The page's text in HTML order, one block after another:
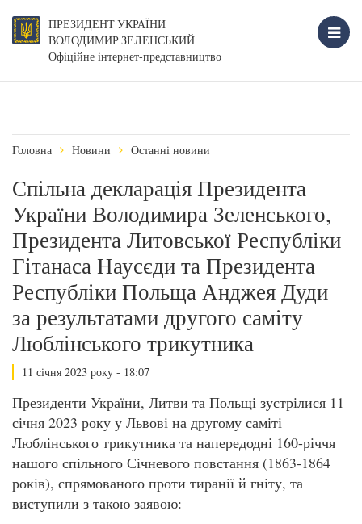
ПРЕЗИДЕНТ УКРАЇНИ
ВОЛОДИМИР ЗЕЛЕНСЬКИЙ
Офіційне інтернет-представництво
Головна Новини Останні новини
Спільна декларація Президента
України Володимира Зеленського,
Президента Литовської Республіки
Гітанаса Наусєди та Президента
Республіки Польща Анджея Дуди
за результатами другого саміту
Люблінського трикутника
11 січня 2023 року - 18:07
Президенти України, Литви та Польщі зустрілися 11
січня 2023 року у Львові на другому саміті
Люблінського трикутника та напередодні 160-річчя
нашого спільного Січневого повстання (1863-1864
років), спрямованого проти тиранії й гніту, та
виступили з такою заявою: